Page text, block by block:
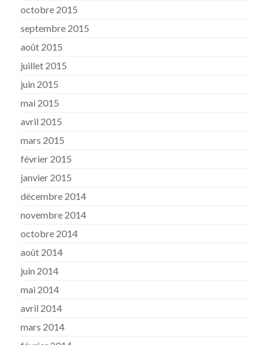
octobre 2015
septembre 2015
août 2015
juillet 2015
juin 2015
mai 2015
avril 2015
mars 2015
février 2015
janvier 2015
décembre 2014
novembre 2014
octobre 2014
août 2014
juin 2014
mai 2014
avril 2014
mars 2014